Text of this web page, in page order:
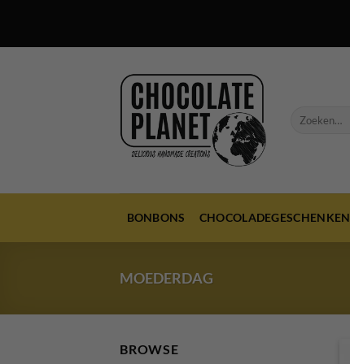
inhoud
Zoeken
BONBONS CHOCOLADEGESCHENKEN
MOEDERDAG
BROWSE